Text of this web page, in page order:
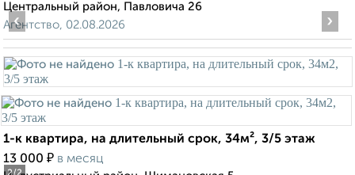
Центральный район, Павловича 26
Агентство, 02.08.2026
‹ ›
1-к квартира, на длительный срок, 34м², 3/5 этаж
13 000 ₽ в месяц